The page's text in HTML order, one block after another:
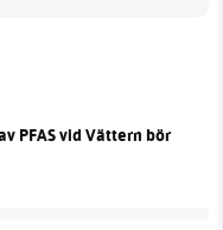
PFAS vid Vättern bör